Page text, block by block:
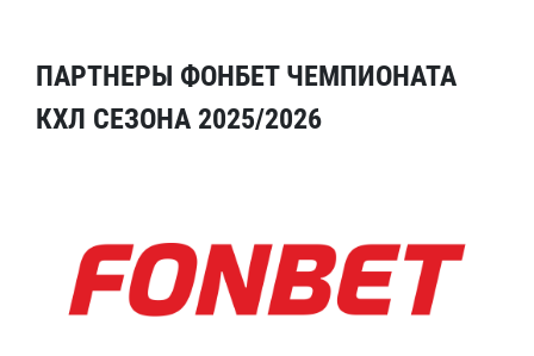
ПАРТНЕРЫ ФОНБЕТ ЧЕМПИОНАТА
КХЛ СЕЗОНА 2025/2026